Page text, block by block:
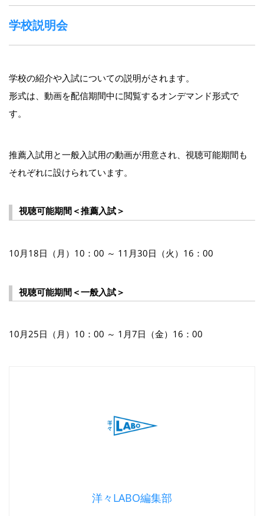
学校説明会
学校の紹介や入試についての説明がされます。
形式は、動画を配信期間中に閲覧するオンデマンド形式で
す。
推薦入試用と一般入試用の動画が用意され、視聴可能期間も
それぞれに設けられています。
視聴可能期間＜推薦入試＞
10月18日（月）10：00 ～ 11月30日（火）16：00
視聴可能期間＜一般入試＞
10月25日（月）10：00 ～ 1月7日（金）16：00
洋々LABO編集部